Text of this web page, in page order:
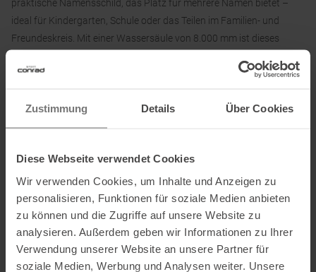
Zustimmung Details Über Cookies
Diese Webseite verwendet Cookies
Wir verwenden Cookies, um Inhalte und Anzeigen zu
personalisieren, Funktionen für soziale Medien anbieten
zu können und die Zugriffe auf unsere Website zu
analysieren. Außerdem geben wir Informationen zu Ihrer
Verwendung unserer Website an unsere Partner für
soziale Medien, Werbung und Analysen weiter. Unsere
praktische Namensschild, das Platz für mehrere Namen bietet –
ideal für Kindergarten, Schule oder das Teilen im Familien- und
Freundeskreis. Mit einer Wassersäule von 8.000 mm ist dieses
– bei gleichzeitig skandinavisch schlichtem Design und
Außenmaterial & Futter: 100 % Polyester
Beschichtung: 100 % Polyurethan
Informationen zu EU Verordnung GPSR
Name des Herstellers:
Didriksons Regnkläder AB